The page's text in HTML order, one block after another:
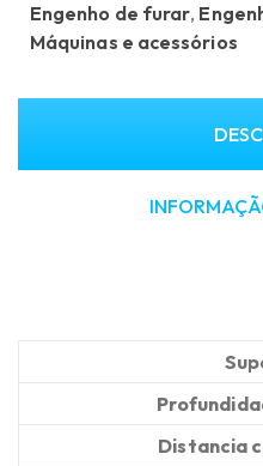
Engenho de furar,
Máquinas e acessórios
Distancia